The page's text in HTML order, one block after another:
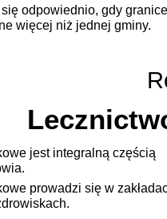
odpowiednio, gdy
więcej niż jednej gminy.
jest integralną częścią
prowadzi się w